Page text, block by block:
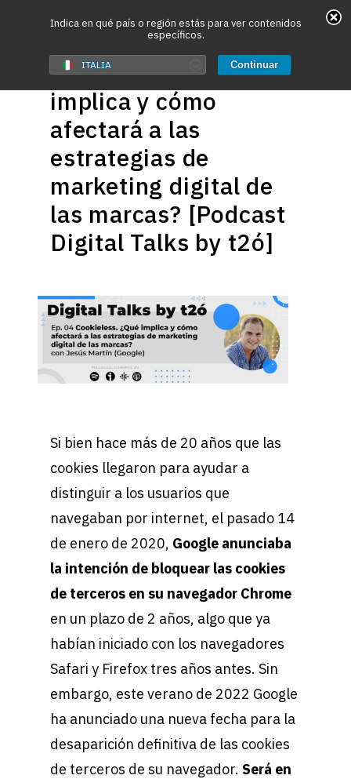
Hit enter to search or ESC to close
22 Abril, 2021
Cookieless. ¿Qué
implica y cómo
afectará a las
estrategias de
marketing digital de
las marcas? [Podcast
Digital Talks by t2ó]
Si bien hace más de 20 años que las
cookies llegaron para ayudar a
distinguir a los usuarios que
navegaban por internet, el pasado 14
de enero de 2020, Google anunciaba
la intención de bloquear las cookies
de terceros en su navegador Chrome
en un plazo de 2 años, algo que ya
habían iniciado con los navegadores
Safari y Firefox tres años antes. Sin
embargo, este verano de 2022 Google
ha anunciado una nueva fecha para la
desaparición definitiva de las cookies
de terceros de su navegador. Será en
Indica en qué país o región estás para ver contenidos
específicos.
ITALIA Continuar
May we use cookies to track your activities? We take
your privacy very seriously. Please see our privacy
policy for details and any questions.Yes